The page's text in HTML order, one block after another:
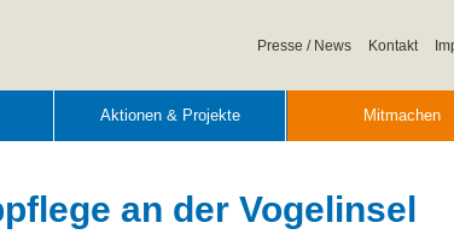
Navigation
Presse / News Kontakt
Aktionen & Projekte Mitmachen
an der Vogelinsel